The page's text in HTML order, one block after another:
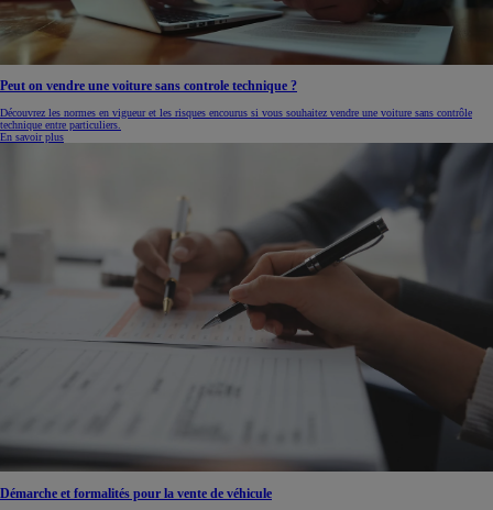
Peut on vendre une voiture sans controle technique ?
Découvrez les normes en vigueur et les risques encourus si vous souhaitez vendre une voiture sans contrôle
technique entre particuliers.
En savoir plus
Démarche et formalités pour la vente de véhicule